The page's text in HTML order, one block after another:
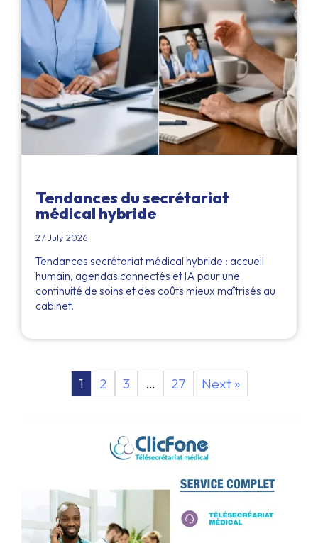
Tendances du secrétariat
médical hybride
27 July 2026
Tendances secrétariat médical hybride : accueil
humain, agendas connectés et IA pour une
continuité de soins et des coûts mieux maîtrisés au
cabinet.
1 2 3 … 27 Next »